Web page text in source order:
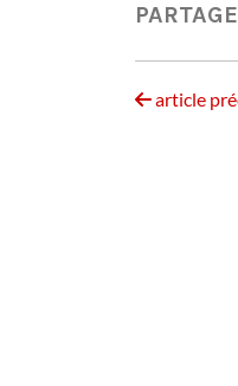
article